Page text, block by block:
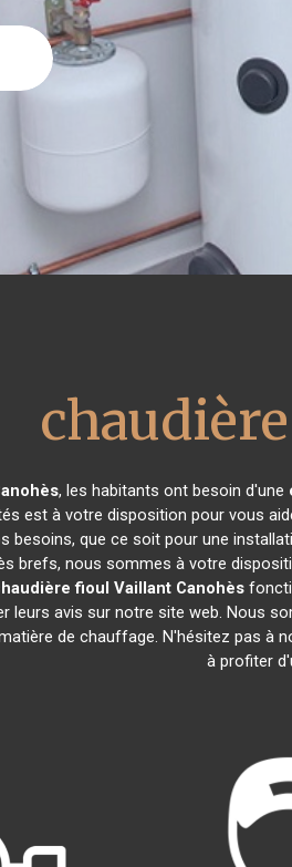
, les habitants ont besoin d'une
est à votre disposition pour vous
besoins, que ce soit pour une
brefs, nous sommes à votre
fioul Vaillant Canohès
leurs avis sur notre site web. Nous
de chauffage. N'hésitez pas à
à profiter